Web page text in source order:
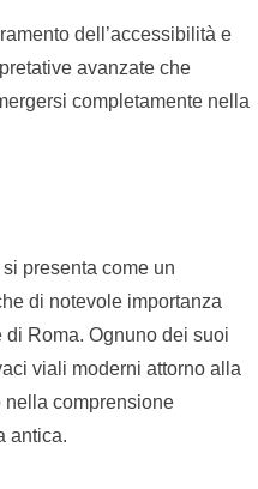
dell’accessibilità e
avanzate che
completamente nella
presenta come un
di notevole importanza
Roma. Ognuno dei suoi
viali moderni attorno alla
nella comprensione
antica.